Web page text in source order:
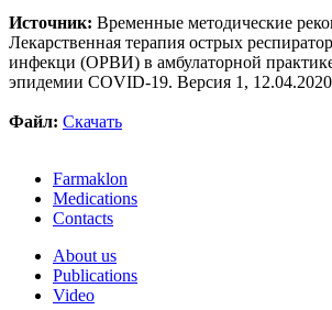
Источник: Временные методические
Лекарственная терапия острых
инфекци (ОРВИ) в амбулаторной
эпидемии COVID-19. Версия 1, 12.04.2020
Файл: Скачать
Farmaklon
Medications
Contacts
About us
Publications
Video